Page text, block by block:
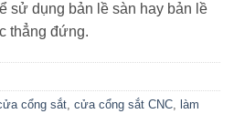
sử dụng bản lề sàn hay bản lề
thẳng đứng.
cổng sắt, cửa cổng sắt CNC, làm